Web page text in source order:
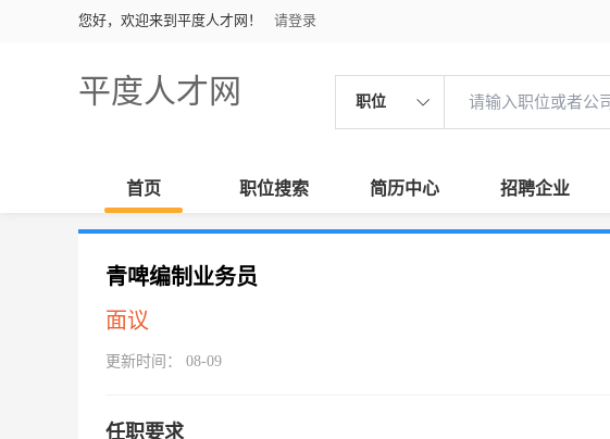
您好，欢迎来到平度人才网！ 请登录
平度人才网 职位
首页 职位搜索 简历中心 招聘企业
青啤编制业务员
面议
更新时间： 08-09
任职要求